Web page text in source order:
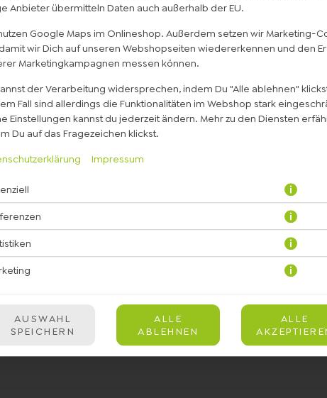
Anbieter übermitteln Daten auch außerhalb der EU.
Google Maps im Onlineshop. Außerdem setzen wir Marketing-
wir Dich auf unseren Webshopseiten wiedererkennen und den
Marketingkampagnen messen können.
der Verarbeitung widersprechen, indem Du "Alle ablehnen"
Fall sind allerdings die Funktionalitäten im Webshop stark
Einstellungen kannst du jederzeit ändern. Mehr zu den Diensten
Du auf das Fragezeichen klickst.
Impressum
AUSWAHL
SPEICHERN
ALLE
ABLEHNEN
ALLE